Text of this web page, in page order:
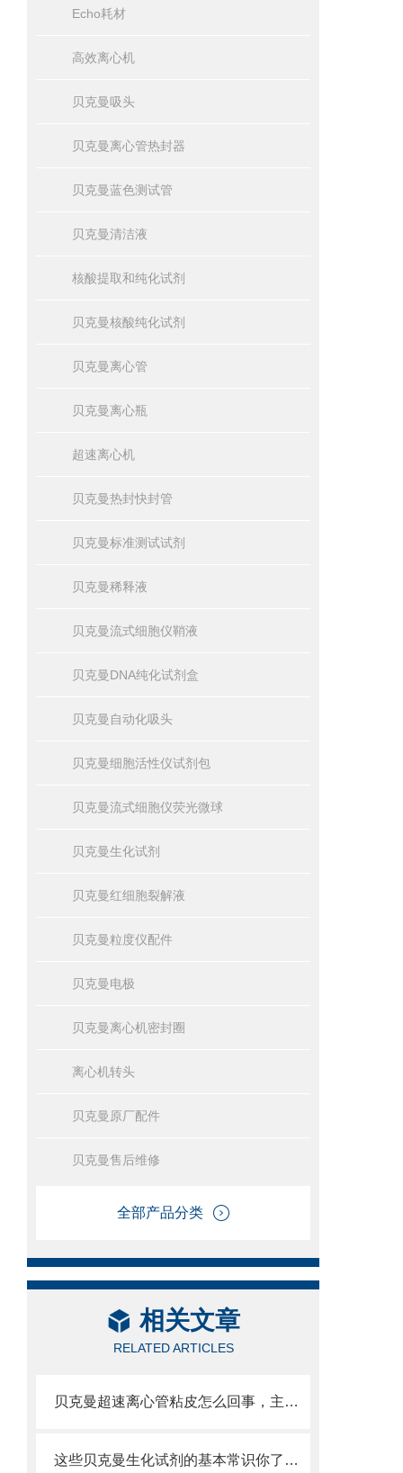
Echo耗材
高效离心机
贝克曼吸头
贝克曼离心管热封器
贝克曼蓝色测试管
贝克曼清洁液
核酸提取和纯化试剂
贝克曼核酸纯化试剂
贝克曼离心管
贝克曼离心瓶
超速离心机
贝克曼热封快封管
贝克曼标准测试试剂
贝克曼稀释液
贝克曼流式细胞仪鞘液
贝克曼DNA纯化试剂盒
贝克曼自动化吸头
贝克曼细胞活性仪试剂包
贝克曼流式细胞仪荧光微球
贝克曼生化试剂
贝克曼红细胞裂解液
贝克曼粒度仪配件
贝克曼电极
贝克曼离心机密封圈
离心机转头
贝克曼原厂配件
贝克曼售后维修
全部产品分类
相关文章
RELATED ARTICLES
贝克曼超速离心管粘皮怎么回事，主要原因如下
这些贝克曼生化试剂的基本常识你了解吗？